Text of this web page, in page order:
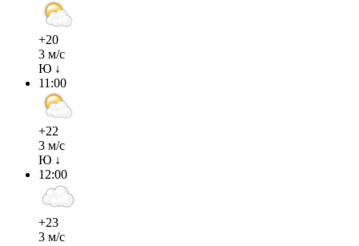
+20
3 м/с
Ю ↓
11:00
+22
3 м/с
Ю ↓
12:00
+23
3 м/с